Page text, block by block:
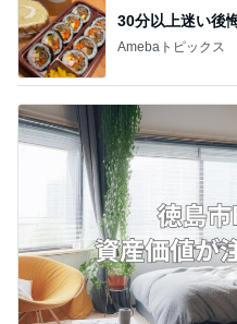
美優 知覚過敏の
Amebaトピックス